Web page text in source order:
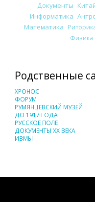
Документы
Информатика
Математика
Физика
Родственные
ХРОНОС
ФОРУМ
РУМЯНЦЕВСКИЙ МУЗЕЙ
ДО 1917 ГОДА
РУССКОЕ ПОЛЕ
ДОКУМЕНТЫ XX ВЕКА
ИЗМЫ